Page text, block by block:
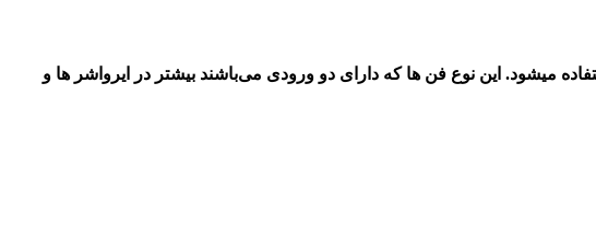
میشود. این نوع فن ها که دارای دو ورودی می‌باشند بیشتر در ایرواشر ها و